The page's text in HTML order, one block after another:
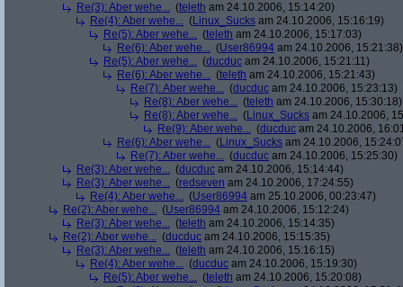
Re(3): Aber wehe... (teleth am 24.10.2006, 15:14:20)
Re(4): Aber wehe... (Linux_Sucks am 24.10.2006, 15:16:19)
Re(5): Aber wehe... (teleth am 24.10.2006, 15:17:03)
Re(6): Aber wehe... (User86994 am 24.10.2006, 15:21:38)
Re(5): Aber wehe... (ducduc am 24.10.2006, 15:21:11)
Re(6): Aber wehe... (teleth am 24.10.2006, 15:21:43)
Re(7): Aber wehe... (ducduc am 24.10.2006, 15:23:13)
Re(8): Aber wehe... (teleth am 24.10.2006, 15:30:18)
Re(8): Aber wehe... (Linux_Sucks am 24.10.2006,
Re(9): Aber wehe... (ducduc am 24.10.2006,
Re(6): Aber wehe... (Linux_Sucks am 24.10.2006,
Re(7): Aber wehe... (ducduc am 24.10.2006, 15:25:30)
Re(3): Aber wehe... (ducduc am 24.10.2006, 15:14:44)
Re(3): Aber wehe... (redseven am 24.10.2006, 17:24:55)
Re(4): Aber wehe... (User86994 am 25.10.2006, 00:23:47)
Re(2): Aber wehe... (User86994 am 24.10.2006, 15:12:24)
Re(3): Aber wehe... (teleth am 24.10.2006, 15:14:35)
Re(2): Aber wehe... (ducduc am 24.10.2006, 15:15:35)
Re(3): Aber wehe... (teleth am 24.10.2006, 15:16:15)
Re(4): Aber wehe... (ducduc am 24.10.2006, 15:19:30)
Re(5): Aber wehe... (teleth am 24.10.2006, 15:20:08)